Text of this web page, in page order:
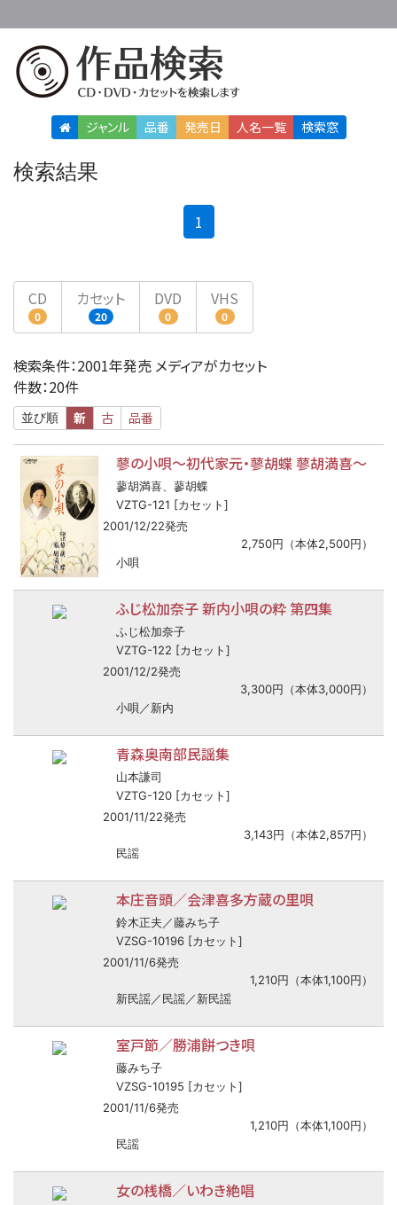
ジャンル 品番 発売日 人名一覧 検索窓
検索結果
1
CD
0
カセット
20
DVD
0
VHS
0
検索条件：2001年発売 メディアがカセット
件数：20件
並び順 新 古 品番
蓼の小唄〜初代家元・蓼胡蝶 蓼胡満喜〜
蓼胡満喜、蓼胡蝶
VZTG-121 [カセット]
2001/12/22発売
2,750円（本体2,500円）
小唄
ふじ松加奈子 新内小唄の粋 第四集
ふじ松加奈子
VZTG-122 [カセット]
2001/12/2発売
3,300円（本体3,000円）
小唄／新内
青森奥南部民謡集
山本謙司
VZTG-120 [カセット]
2001/11/22発売
3,143円（本体2,857円）
民謡
本庄音頭／会津喜多方蔵の里唄
鈴木正夫／藤みち子
VZSG-10196 [カセット]
2001/11/6発売
1,210円（本体1,100円）
新民謡／民謡／新民謡
室戸節／勝浦餅つき唄
藤みち子
VZSG-10195 [カセット]
2001/11/6発売
1,210円（本体1,100円）
民謡
女の桟橋／いわき絶唱